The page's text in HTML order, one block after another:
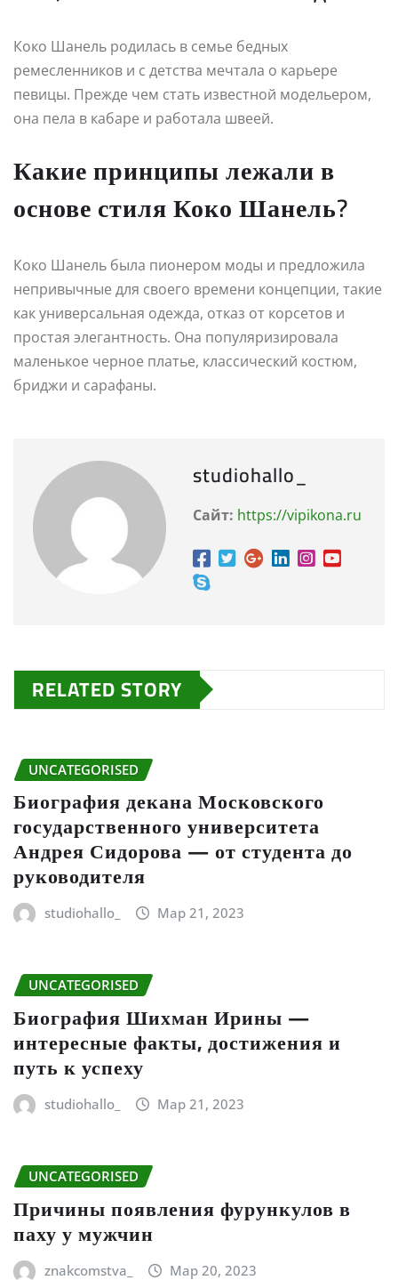
Коко Шанель родилась в семье бедных
ремесленников и с детства мечтала о карьере
певицы. Прежде чем стать известной модельером,
она пела в кабаре и работала швеей.
Какие принципы лежали в
основе стиля Коко Шанель?
Коко Шанель была пионером моды и предложила
непривычные для своего времени концепции, такие
как универсальная одежда, отказ от корсетов и
простая элегантность. Она популяризировала
маленькое черное платье, классический костюм,
бриджи и сарафаны.
studiohallo_
Сайт: https://vipikona.ru
RELATED STORY
UNCATEGORISED
Биография декана Московского
государственного университета
Андрея Сидорова — от студента до
руководителя
studiohallo_ Мар 21, 2023
UNCATEGORISED
Биография Шихман Ирины —
интересные факты, достижения и
путь к успеху
studiohallo_ Мар 21, 2023
UNCATEGORISED
Причины появления фурункулов в
паху у мужчин
znakcomstva_ Мар 20, 2023